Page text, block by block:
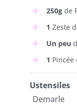
250gde
1 Zeste
Un peu
1 Pincée
Ustensiles
Demarle